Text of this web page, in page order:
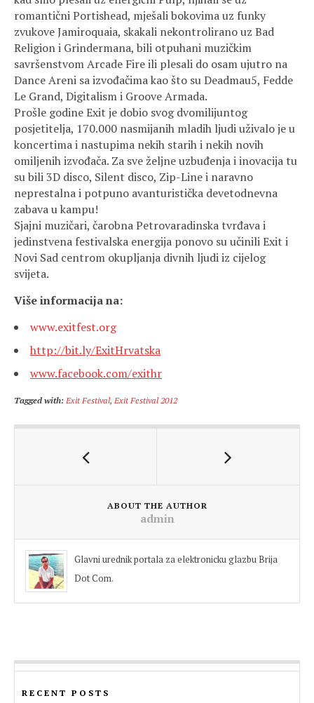
romantični Portishead, mješali bokovima uz funky
zvukove Jamiroquaia, skakali nekontrolirano uz Bad
Religion i Grindermana, bili otpuhani muzičkim
savršenstvom Arcade Fire ili plesali do osam ujutro na
Dance Areni sa izvođačima kao što su Deadmau5, Fedde
Le Grand, Digitalism i Groove Armada.
Prošle godine Exit je dobio svog dvomilijuntog
posjetitelja, 170.000 nasmijanih mladih ljudi uživalo je u
koncertima i nastupima nekih starih i nekih novih
omiljenih izvođača. Za sve željne uzbuđenja i inovacija tu
su bili 3D disco, Silent disco, Zip-Line i naravno
neprestalna i potpuno avanturistička devetodnevna
zabava u kampu!
Sjajni muzičari, čarobna Petrovaradinska tvrđava i
jedinstvena festivalska energija ponovo su učinili Exit i
Novi Sad centrom okupljanja divnih ljudi iz cijelog
svijeta.
Više informacija na:
www.exitfest.org
http://bit.ly/ExitHrvatska
www.facebook.com/exithr
Tagged with: Exit Festival, Exit Festival 2012
ABOUT THE AUTHOR
admin
Glavni urednik portala za elektronicku glazbu Brija
Dot Com.
RECENT POSTS